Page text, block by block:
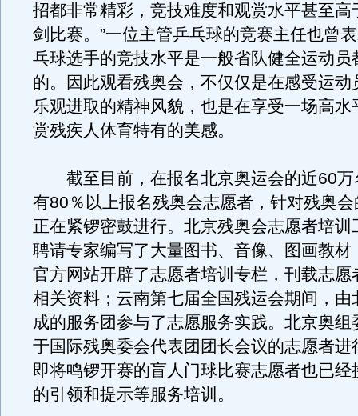
招都非常精彩，竞技难度和观赏水平甚至高
剑比赛。”一位主管乒乓球的竞赛主任也曾
乓球选手的竞技水平是一般省队健全运动员
的。因此观看残奥会，不仅仅是在感受运动
乐观进取的精神风貌，也是在享受一场高水
赏残疾人体育特有的美感。
截至目前，在报名北京奥运会的近60万
有80％以上报名残奥会志愿者，针对残奥
正在紧锣密鼓进行。北京残奥会志愿者培训
聘请专家编写了大量图书、音像、图画教材
官方网站开辟了志愿者培训专栏，刊载志愿
相关资料；云南第七届全国残运会期间，由
成的服务团参与了志愿服务实践。北京奥组
于国际残奥委会代表团团长会议的志愿者进
即将鸣锣开赛的盲人门球比赛志愿者也已经
的引领和提示等服务培训。